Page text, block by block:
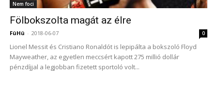
Nem foci
Fölbokszolta magát az élre
FüHü - 2018-06-07 0
Lionel Messit és Cristiano Ronaldót is lepipálta a bokszoló Floyd
Mayweather, az egyetlen meccsért kapott 275 millió dollár
pénzdíjjal a legjobban fizetett sportoló volt...